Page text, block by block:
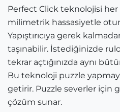
Perfect Click teknolojisi her
milimetrik hassasiyetle
Yapıştırıcıya gerek
taşınabilir. İstediğinizde
tekrar açtığınızda aynı
Bu teknoloji puzzle
getirir. Puzzle severler için
çözüm sunar.